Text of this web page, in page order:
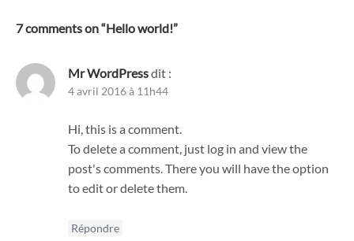
7 comments on “Hello world!”
Mr WordPressdit :
4 avril 2016 à 11h44
Hi, this is a comment.
To delete a comment, just log in and view the
post's comments. There you will have the option
to edit or delete them.
Répondre